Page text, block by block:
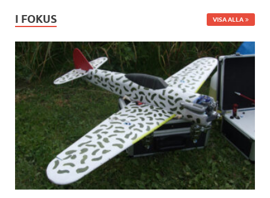
I FOKUS VISA ALLA